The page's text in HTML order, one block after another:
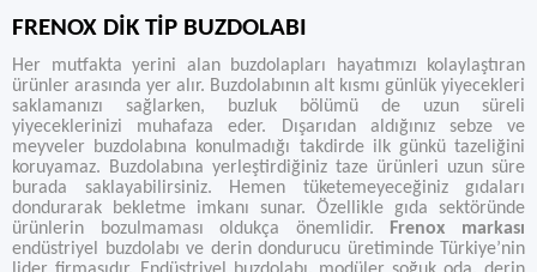
FRENOX DİK TİP BUZDOLABI
Her mutfakta yerini alan buzdolapları hayatımızı kolaylaştıran
ürünler arasında yer alır. Buzdolabının alt kısmı günlük yiyecekleri
saklamanızı sağlarken, buzluk bölümü de uzun süreli
yiyeceklerinizi muhafaza eder. Dışarıdan aldığınız sebze ve
meyveler buzdolabına konulmadığı takdirde ilk günkü tazeliğini
koruyamaz. Buzdolabına yerleştirdiğiniz taze ürünleri uzun süre
burada saklayabilirsiniz. Hemen tüketemeyeceğiniz gıdaları
dondurarak bekletme imkanı sunar. Özellikle gıda sektöründe
ürünlerin bozulmaması oldukça önemlidir. Frenox markası
endüstriyel buzdolabı ve derin dondurucu üretiminde Türkiye’nin